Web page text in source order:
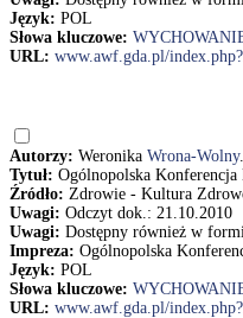
Język: POL
Słowa kluczowe:
URL: www.awf.gda.pl/
Autorzy: Weronika Wrona-Wolny.
Tytuł: Ogólnopolska
Źródło: Zdrowie - Kultura
Uwagi: Odczyt dok.: 21.10.2010
Uwagi: Dostępny również w
Impreza: Ogólnopolska
Język: POL
Słowa kluczowe:
URL: www.awf.gda.pl/